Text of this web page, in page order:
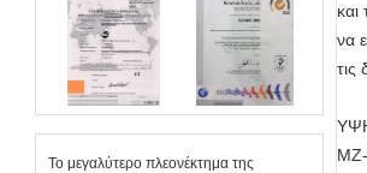
Το μεγαλύτερο πλεονέκτημα της
να
τις